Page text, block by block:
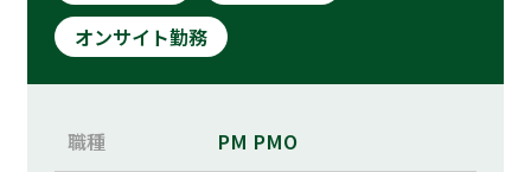
オンサイト勤務
職種 PM PMO